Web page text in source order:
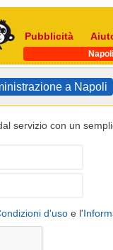
Pubblicità
Napoli
a Napoli
servizio con un
d'uso e l'